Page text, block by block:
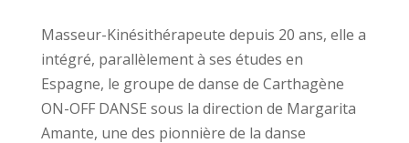
Masseur-Kinésithérapeute depuis 20 ans, elle a
intégré, parallèlement à ses études en
Espagne, le groupe de danse de Carthagène
ON-OFF DANSE sous la direction de Margarita
Amante, une des pionnière de la danse